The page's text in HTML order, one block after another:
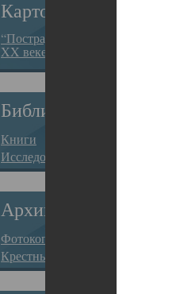
Картотека
“Пострадавшие за веру в
XX веке на Севере”
Библиотека
Книги
Исследования
Архив
Фотокопии дел
Крестные ходы